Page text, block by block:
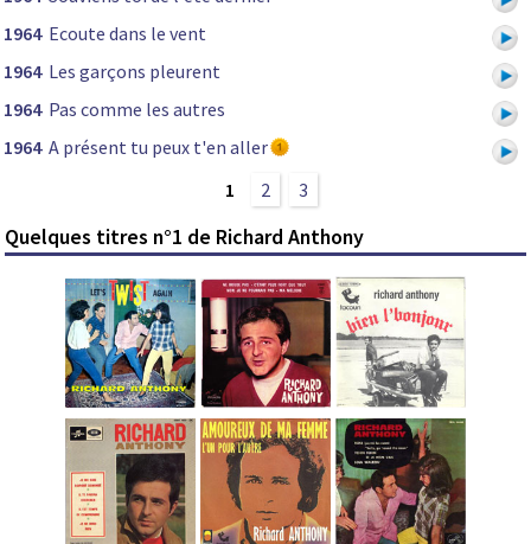
1964 Ecoute dans le vent
1964 Les garçons pleurent
1964 Pas comme les autres
1964 A présent tu peux t'en aller
1
2 3
Quelques titres n°1 de Richard Anthony